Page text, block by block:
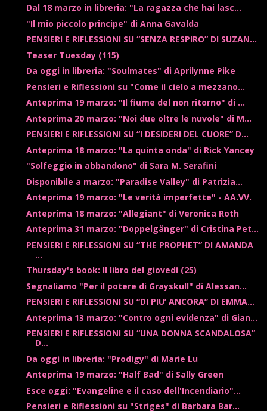
Dal 18 marzo in libreria: "La ragazza che hai lasc...
"Il mio piccolo principe" di Anna Gavalda
PENSIERI E RIFLESSIONI SU “SENZA RESPIRO” DI SUZAN...
Teaser Tuesday (115)
Da oggi in libreria: "Soulmates" di Aprilynne Pike
Pensieri e Riflessioni su "Come il cielo a mezzano...
Anteprima 19 marzo: "Il fiume del non ritorno" di ...
Anteprima 20 marzo: "Noi due oltre le nuvole" di M...
PENSIERI E RIFLESSIONI SU “I DESIDERI DEL CUORE” D...
Anteprima 18 marzo: "La quinta onda" di Rick Yancey
"Solfeggio in abbandono" di Sara M. Serafini
Disponibile a marzo: "Paradise Valley" di Patrizia...
Anteprima 19 marzo: "Le verità imperfette" - AA.VV.
Anteprima 18 marzo: "Allegiant" di Veronica Roth
Anteprima 31 marzo: "Doppelgänger" di Cristina Pet...
PENSIERI E RIFLESSIONI SU “THE PROPHET” DI AMANDA
...
Thursday's book: Il libro del giovedì (25)
Segnaliamo "Per il potere di Grayskull" di Alessan...
PENSIERI E RIFLESSIONI SU “DI PIU’ ANCORA” DI EMMA...
Anteprima 13 marzo: "Contro ogni evidenza" di Gian...
PENSIERI E RIFLESSIONI SU “UNA DONNA SCANDALOSA”
D...
Da oggi in libreria: "Prodigy" di Marie Lu
Anteprima 19 marzo: "Half Bad" di Sally Green
Esce oggi: "Evangeline e il caso dell'Incendiario"...
Pensieri e Riflessioni su "Striges" di Barbara Bar...